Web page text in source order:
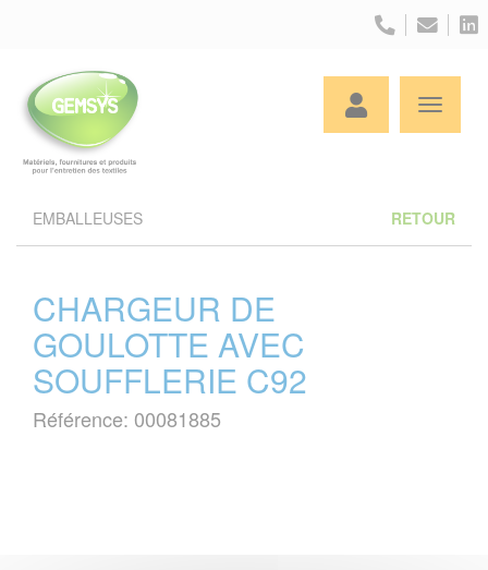
EMBALLEUSES RETOUR
CHARGEUR DE
GOULOTTE AVEC
SOUFFLERIE C92
Référence: 00081885